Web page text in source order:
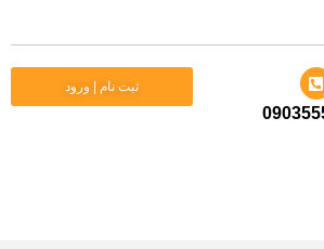
ثبت نام | ورود